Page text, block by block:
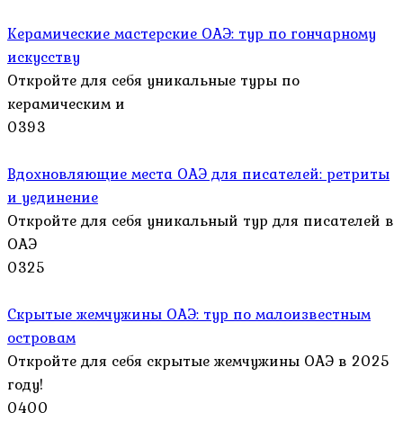
Керамические мастерские ОАЭ: тур по гончарному
искусству
Откройте для себя уникальные туры по
керамическим и
0393
Вдохновляющие места ОАЭ для писателей: ретриты
и уединение
Откройте для себя уникальный тур для писателей в
ОАЭ
0325
Скрытые жемчужины ОАЭ: тур по малоизвестным
островам
Откройте для себя скрытые жемчужины ОАЭ в 2025
году!
0400